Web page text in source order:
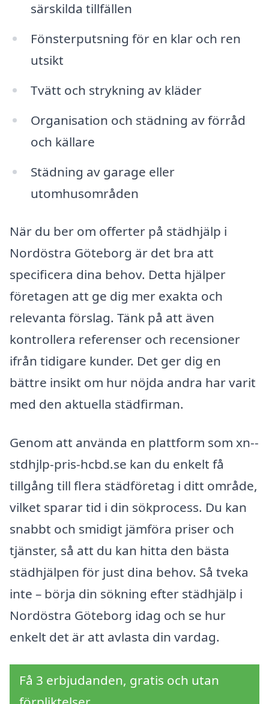
särskilda tillfällen
Fönsterputsning för en klar och ren
utsikt
Tvätt och strykning av kläder
Organisation och städning av förråd
och källare
Städning av garage eller
utomhusområden
När du ber om offerter på städhjälp i
Nordöstra Göteborg är det bra att
specificera dina behov. Detta hjälper
företagen att ge dig mer exakta och
relevanta förslag. Tänk på att även
kontrollera referenser och recensioner
ifrån tidigare kunder. Det ger dig en
bättre insikt om hur nöjda andra har varit
med den aktuella städfirman.
Genom att använda en plattform som xn--
stdhjlp-pris-hcbd.se kan du enkelt få
tillgång till flera städföretag i ditt område,
vilket sparar tid i din sökprocess. Du kan
snabbt och smidigt jämföra priser och
tjänster, så att du kan hitta den bästa
städhjälpen för just dina behov. Så tveka
inte – börja din sökning efter städhjälp i
Nordöstra Göteborg idag och se hur
enkelt det är att avlasta din vardag.
Få 3 erbjudanden, gratis och utan